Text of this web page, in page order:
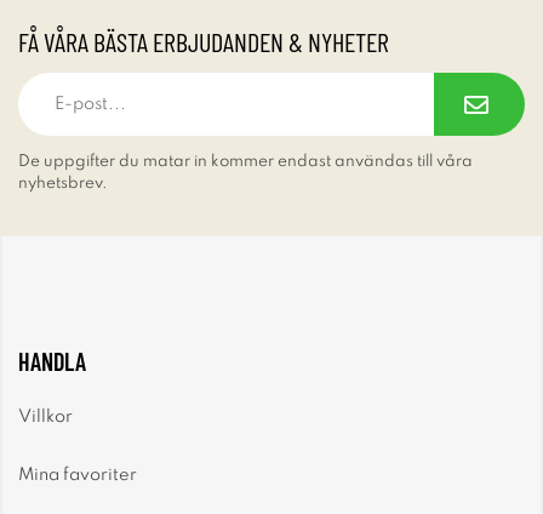
FÅ VÅRA BÄSTA ERBJUDANDEN & NYHETER
De uppgifter du matar in kommer endast användas till våra
nyhetsbrev.
HANDLA
Villkor
Mina favoriter